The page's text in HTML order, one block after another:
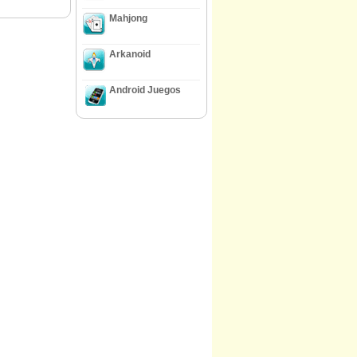
Mahjong
Arkanoid
Android Juegos